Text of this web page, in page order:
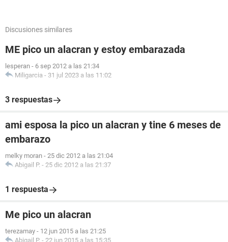
Discusiones similares
ME pico un alacran y estoy embarazada
lesperan - 6 sep 2012 a las 21:34
Miligarcia - 31 jul 2023 a las 11:02
3 respuestas
ami esposa la pico un alacran y tine 6 meses de
embarazo
melky moran - 25 dic 2012 a las 21:04
Abigail P. - 25 dic 2012 a las 21:37
1 respuesta
Me pico un alacran
terezamay - 12 jun 2015 a las 21:25
Abigail P. - 22 jun 2015 a las 15:35